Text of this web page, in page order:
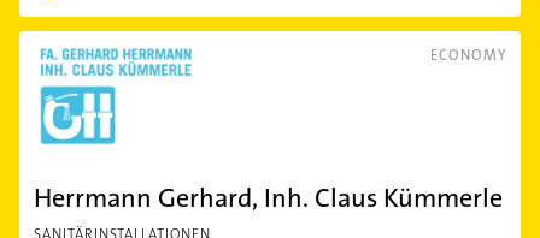
ECONOMY
Herrmann Gerhard, Inh. Claus Kümmerle
SANITÄRINSTALLATIONEN